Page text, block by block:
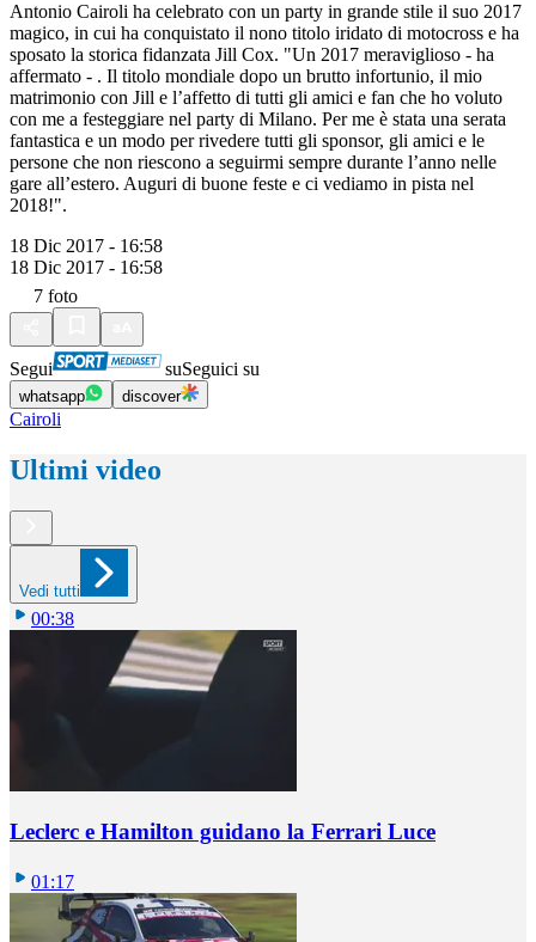
Antonio Cairoli ha celebrato con un party in grande stile il suo 2017
magico, in cui ha conquistato il nono titolo iridato di motocross e ha
sposato la storica fidanzata Jill Cox. "Un 2017 meraviglioso - ha
affermato - . Il titolo mondiale dopo un brutto infortunio, il mio
matrimonio con Jill e l’affetto di tutti gli amici e fan che ho voluto
con me a festeggiare nel party di Milano. Per me è stata una serata
fantastica e un modo per rivedere tutti gli sponsor, gli amici e le
persone che non riescono a seguirmi sempre durante l’anno nelle
gare all’estero. Auguri di buone feste e ci vediamo in pista nel
2018!".
18 Dic 2017 - 16:58
18 Dic 2017 - 16:58
7 foto
Segui suSeguici su
whatsapp discover
Cairoli
Ultimi video
Vedi tutti
00:38
Leclerc e Hamilton guidano la Ferrari Luce
01:17